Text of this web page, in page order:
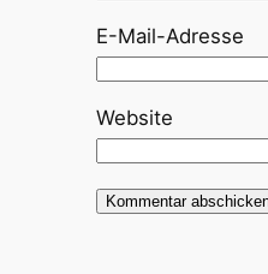
E-Mail-Adresse
Website